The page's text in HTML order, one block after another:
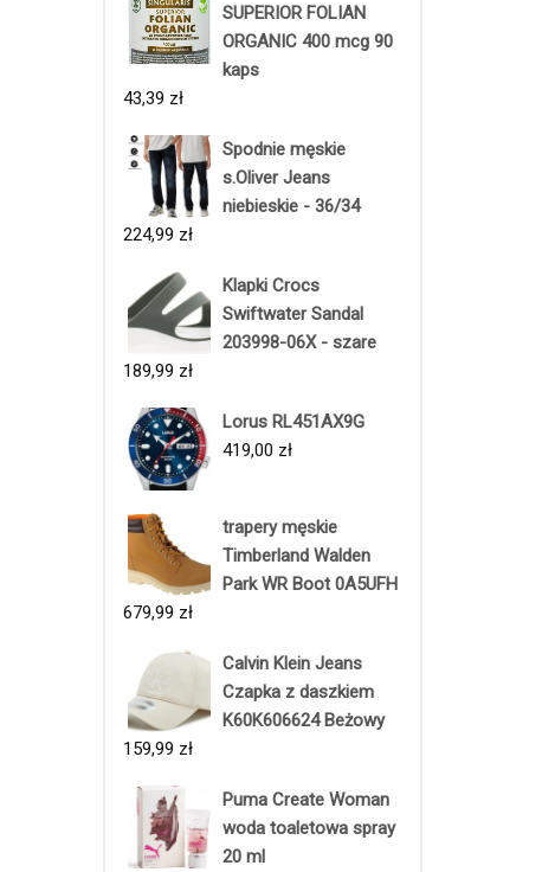
SUPERIOR FOLIAN
ORGANIC 400 mcg 90
kaps
43,39 zł
Spodnie męskie
s.Oliver Jeans
niebieskie - 36/34
224,99 zł
Klapki Crocs
Swiftwater Sandal
203998-06X - szare
189,99 zł
Lorus RL451AX9G
419,00 zł
trapery męskie
Timberland Walden
Park WR Boot 0A5UFH
679,99 zł
Calvin Klein Jeans
Czapka z daszkiem
K60K606624 Beżowy
159,99 zł
Puma Create Woman
woda toaletowa spray
20 ml